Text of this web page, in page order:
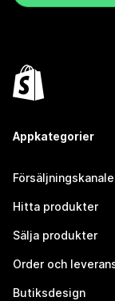
Appkategorier
Hitta produkter
Sälja produkter
Order och
Butiksdesign